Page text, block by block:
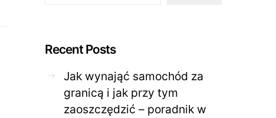
Recent Posts
Jak wynająć samochód za
granicą i jak przy tym
zaoszczędzić – poradnik w